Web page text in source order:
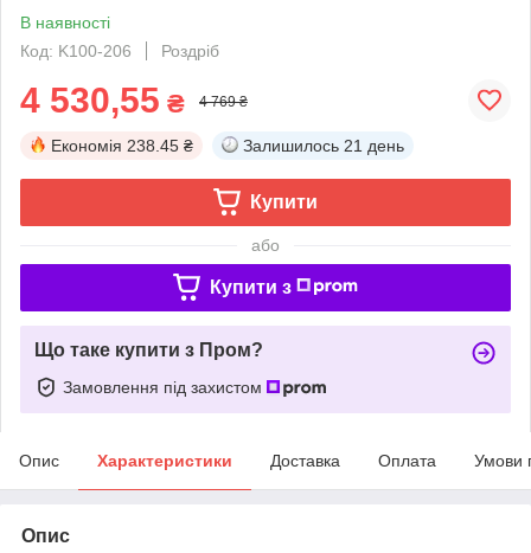
В наявності
Код: K100-206
Роздріб
4 530,55 ₴ 4 769 ₴
Економія 238.45 ₴ Залишилось 21 день
Купити
або
Купити з
Що таке купити з Пром?
Замовлення під захистом
Опис Характеристики Доставка Оплата Умови
Опис